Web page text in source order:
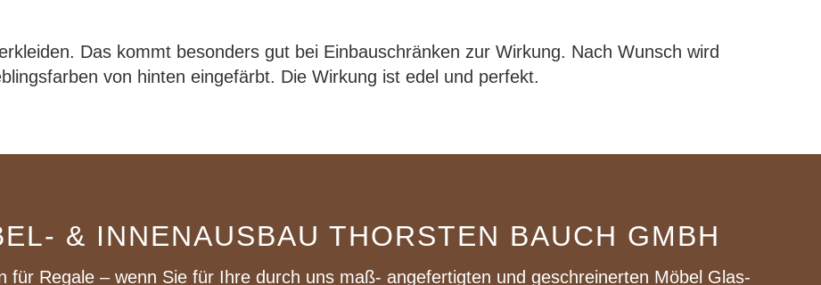
Das kommt besonders gut bei Einbauschränken zur Wirkung. Nach Wunsch wird
von hinten eingefärbt. Die Wirkung ist edel und perfekt.
& INNENAUSBAU THORSTEN BAUCH GMBH
für Regale – wenn Sie für Ihre durch uns maß- angefertigten und geschreinerten Möbel Glas-